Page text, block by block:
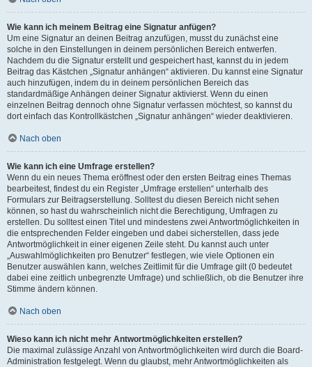
Wie kann ich meinem Beitrag eine Signatur anfügen?
Um eine Signatur an deinen Beitrag anzufügen, musst du zunächst eine
solche in den Einstellungen in deinem persönlichen Bereich entwerfen.
Nachdem du die Signatur erstellt und gespeichert hast, kannst du in jedem
Beitrag das Kästchen „Signatur anhängen“ aktivieren. Du kannst eine Signatur
auch hinzufügen, indem du in deinem persönlichen Bereich das
standardmäßige Anhängen deiner Signatur aktivierst. Wenn du einen
einzelnen Beitrag dennoch ohne Signatur verfassen möchtest, so kannst du
dort einfach das Kontrollkästchen „Signatur anhängen“ wieder deaktivieren.
Nach oben
Wie kann ich eine Umfrage erstellen?
Wenn du ein neues Thema eröffnest oder den ersten Beitrag eines Themas
bearbeitest, findest du ein Register „Umfrage erstellen“ unterhalb des
Formulars zur Beitragserstellung. Solltest du diesen Bereich nicht sehen
können, so hast du wahrscheinlich nicht die Berechtigung, Umfragen zu
erstellen. Du solltest einen Titel und mindestens zwei Antwortmöglichkeiten in
die entsprechenden Felder eingeben und dabei sicherstellen, dass jede
Antwortmöglichkeit in einer eigenen Zeile steht. Du kannst auch unter
„Auswahlmöglichkeiten pro Benutzer“ festlegen, wie viele Optionen ein
Benutzer auswählen kann, welches Zeitlimit für die Umfrage gilt (0 bedeutet
dabei eine zeitlich unbegrenzte Umfrage) und schließlich, ob die Benutzer ihre
Stimme ändern können.
Nach oben
Wieso kann ich nicht mehr Antwortmöglichkeiten erstellen?
Die maximal zulässige Anzahl von Antwortmöglichkeiten wird durch die Board-
Administration festgelegt. Wenn du glaubst, mehr Antwortmöglichkeiten als